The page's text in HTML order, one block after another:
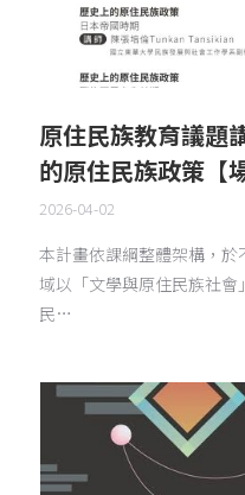
原住民族教育議題
的原住民族政策【
2026-04-02
本計畫依課綱整體架構，
域以「文學與原住民族社
民…